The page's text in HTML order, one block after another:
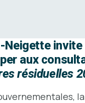
Neigette
aux
résiduelles